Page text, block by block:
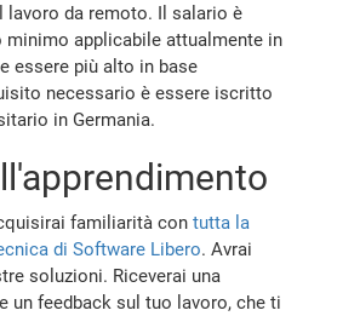
lavoro da remoto. Il salario è
applicabile attualmente in
essere più alto in base
necessario è essere iscritto
in Germania.
familiarità contutta la
di Software Libero. Avrai
soluzioni. Riceverai una
un feedback sul tuo lavoro, che ti